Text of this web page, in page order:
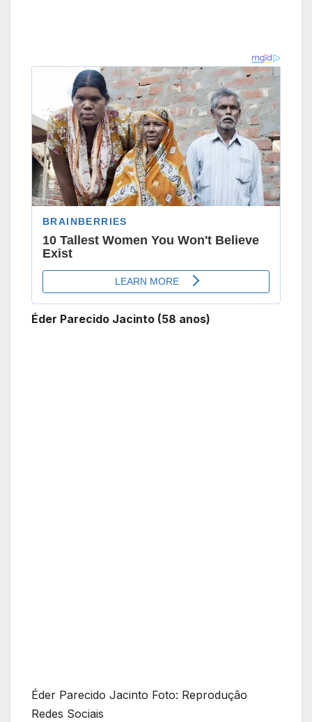
Éder Parecido Jacinto (58 anos)
Éder Parecido Jacinto Foto: Reprodução
Redes Sociais